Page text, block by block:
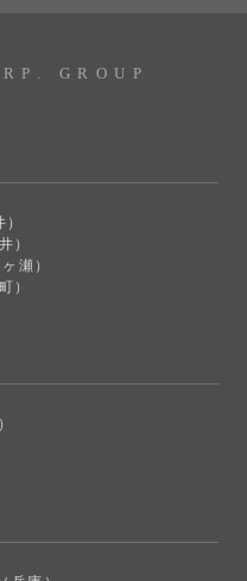
GROUP
）
瀬）
）